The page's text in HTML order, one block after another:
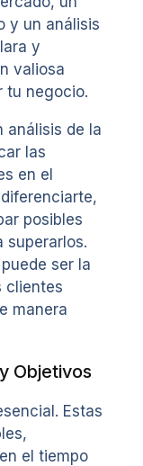
y un análisis
y
valiosa
tu negocio.
análisis de la
las
en el
posibles
superarlos.
ser la
clientes
manera
Objetivos
Estas
el tiempo